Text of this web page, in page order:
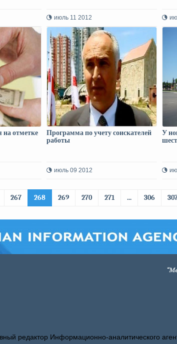
июль 11 2012
на отметке
Программа по учету соискателей
работы
июль 09 2012
У
267 268 269 270 271 ... 306
редактор Информационно-аналитического